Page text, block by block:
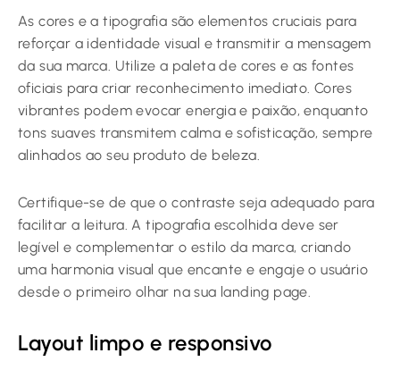
As cores e a tipografia são elementos cruciais para
reforçar a identidade visual e transmitir a mensagem
da sua marca. Utilize a paleta de cores e as fontes
oficiais para criar reconhecimento imediato. Cores
vibrantes podem evocar energia e paixão, enquanto
tons suaves transmitem calma e sofisticação, sempre
alinhados ao seu produto de beleza.
Certifique-se de que o contraste seja adequado para
facilitar a leitura. A tipografia escolhida deve ser
legível e complementar o estilo da marca, criando
uma harmonia visual que encante e engaje o usuário
desde o primeiro olhar na sua landing page.
Layout limpo e responsivo